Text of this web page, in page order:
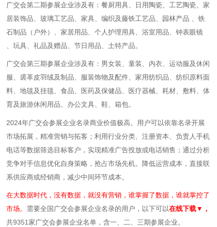
广交会第二期参展企业涉及有：餐厨用具、日用陶瓷、工艺陶瓷、家
居装饰品、玻璃工艺品、家具、编织及藤铁工艺品、园林产品 、铁
石制品（户外）、家居用品、个人护理用具、浴室用品、钟表眼镜
、玩具、礼品及赠品、节日用品、土特产品。
广交会第三期参展企业涉及有：男女装、童装、内衣、运动服及休闲
服、裘革皮羽绒及制品、服装饰物及配件、家用纺织品、纺织原料面
料、地毯及挂毯、食品、医药及保健品、医疗器械、耗材、敷料、体
育及旅游休闲用品、办公文具、鞋、箱包。
2024年广交会参展企业名录商业价值极高。用户可以依靠名录开展
市场拓展‌，精准营销与拓客；利用行业分类、注册资本、负责人手机
电话等数据筛选目标客户，实现精准广告投放或电话销售；通过分析
竞争对手信息优化自身策略，抢占市场先机‌。‌降低运营成本‌，直接联
系供应商或经销商，减少中间环节成本。
在大数据时代，没有数据，就没有营销，谁掌握了数据，谁就掌控了
市场。 需要全国广交会参展企业名录的用户，以下可以在线下载▼，
共9351家广交会参展企业名单，含一、二、三期参展企业。